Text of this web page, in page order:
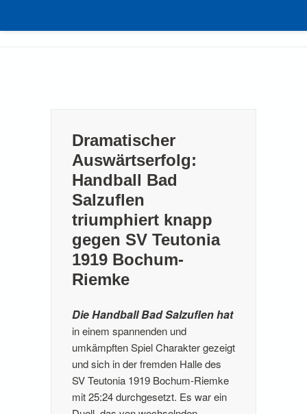
Dramatischer
Auswärtserfolg:
Handball Bad
Salzuflen
triumphiert knapp
gegen SV Teutonia
1919 Bochum-
Riemke
Die Handball Bad Salzuflen hat
in einem spannenden und
umkämpften Spiel Charakter gezeigt
und sich in der fremden Halle des
SV Teutonia 1919 Bochum-Riemke
mit 25:24 durchgesetzt. Es war ein